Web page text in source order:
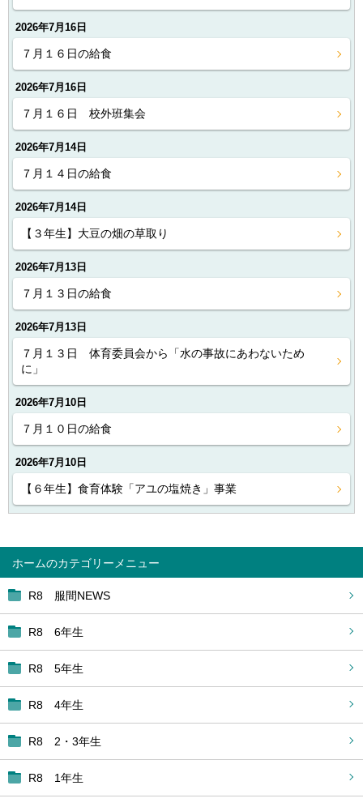
ホーム
R8 服間NEWS
R8 6年生
R8 5年生
R8 4年生
R8 2・3年生
R8 1年生
2026年7月16日
７月１６日の給食
2026年7月16日
７月１６日 校外班集会
2026年7月14日
７月１４日の給食
2026年7月14日
【３年生】大豆の畑の草取り
2026年7月13日
７月１３日の給食
2026年7月13日
７月１３日 体育委員会から「水の事故にあわないため
に」
2026年7月10日
７月１０日の給食
2026年7月10日
【６年生】食育体験「アユの塩焼き」事業